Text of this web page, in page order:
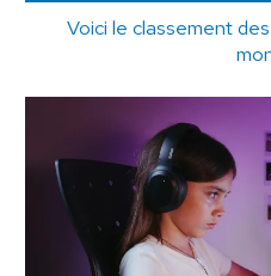
Voici le classement